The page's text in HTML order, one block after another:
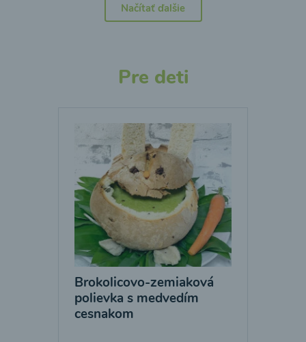
Načítať ďalšie
Pre deti
Brokolicovo-zemiaková
polievka s medvedím
cesnakom